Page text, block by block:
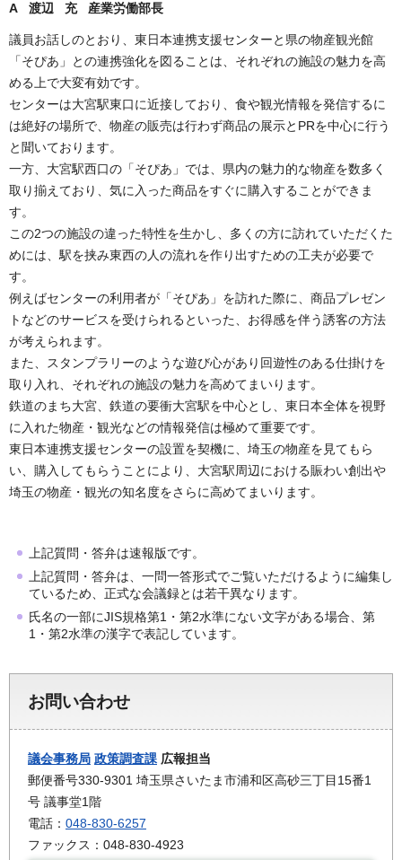
A 渡辺 充 産業労働部長
議員お話しのとおり、東日本連携支援センターと県の物産観光館
「そぴあ」との連携強化を図ることは、それぞれの施設の魅力を高
める上で大変有効です。
センターは大宮駅東口に近接しており、食や観光情報を発信するに
は絶好の場所で、物産の販売は行わず商品の展示とPRを中心に行う
と聞いております。
一方、大宮駅西口の「そぴあ」では、県内の魅力的な物産を数多く
取り揃えており、気に入った商品をすぐに購入することができま
す。
この2つの施設の違った特性を生かし、多くの方に訪れていただくた
めには、駅を挟み東西の人の流れを作り出すための工夫が必要で
す。
例えばセンターの利用者が「そぴあ」を訪れた際に、商品プレゼン
トなどのサービスを受けられるといった、お得感を伴う誘客の方法
が考えられます。
また、スタンプラリーのような遊び心があり回遊性のある仕掛けを
取り入れ、それぞれの施設の魅力を高めてまいります。
鉄道のまち大宮、鉄道の要衝大宮駅を中心とし、東日本全体を視野
に入れた物産・観光などの情報発信は極めて重要です。
東日本連携支援センターの設置を契機に、埼玉の物産を見てもら
い、購入してもらうことにより、大宮駅周辺における賑わい創出や
埼玉の物産・観光の知名度をさらに高めてまいります。
上記質問・答弁は速報版です。
上記質問・答弁は、一問一答形式でご覧いただけるように編集し
ているため、正式な会議録とは若干異なります。
氏名の一部にJIS規格第1・第2水準にない文字がある場合、第
1・第2水準の漢字で表記しています。
お問い合わせ
議会事務局 政策調査課 広報担当
郵便番号330-9301 埼玉県さいたま市浦和区高砂三丁目15番1
号 議事堂1階
電話： 048-830-6257
ファックス：048-830-4923